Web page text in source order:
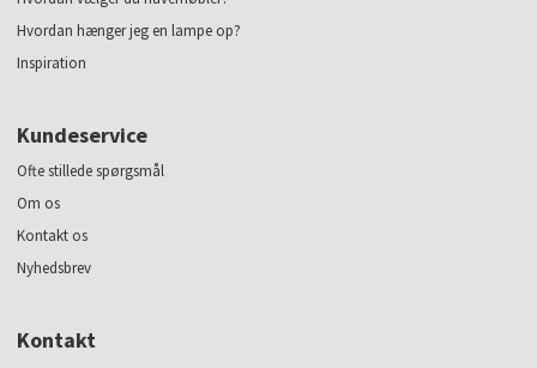
Hvordan hænger jeg en lampe op?
Inspiration
Kundeservice
Ofte stillede spørgsmål
Om os
Kontakt os
Nyhedsbrev
Kontakt